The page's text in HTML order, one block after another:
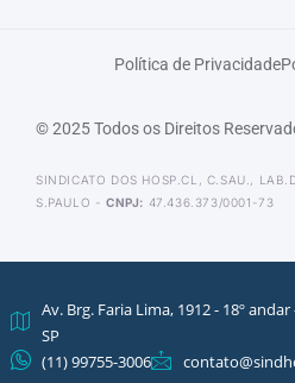
Política de Privacidade
© 2025 Todos os Direitos
SINDICATO DOS HOSP.CL, C.SAU.,
S.PAULO - CNPJ: 47.436.373/0001-73
Av. Brg. Faria Lima, 1912 - 18º
SP
(11) 99755-3006